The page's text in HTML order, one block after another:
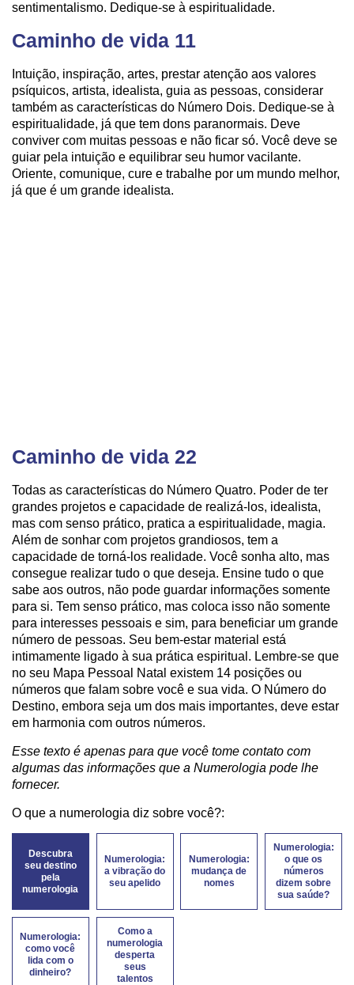
sentimentalismo. Dedique-se à espiritualidade.
Caminho de vida 11
Intuição, inspiração, artes, prestar atenção aos valores
psíquicos, artista, idealista, guia as pessoas, considerar
também as características do Número Dois. Dedique-se à
espiritualidade, já que tem dons paranormais. Deve
conviver com muitas pessoas e não ficar só. Você deve se
guiar pela intuição e equilibrar seu humor vacilante.
Oriente, comunique, cure e trabalhe por um mundo melhor,
já que é um grande idealista.
Caminho de vida 22
Todas as características do Número Quatro. Poder de ter
grandes projetos e capacidade de realizá-los, idealista,
mas com senso prático, pratica a espiritualidade, magia.
Além de sonhar com projetos grandiosos, tem a
capacidade de torná-los realidade. Você sonha alto, mas
consegue realizar tudo o que deseja. Ensine tudo o que
sabe aos outros, não pode guardar informações somente
para si. Tem senso prático, mas coloca isso não somente
para interesses pessoais e sim, para beneficiar um grande
número de pessoas. Seu bem-estar material está
intimamente ligado à sua prática espiritual. Lembre-se que
no seu Mapa Pessoal Natal existem 14 posições ou
números que falam sobre você e sua vida. O Número do
Destino, embora seja um dos mais importantes, deve estar
em harmonia com outros números.
Esse texto é apenas para que você tome contato com
algumas das informações que a Numerologia pode lhe
fornecer.
O que a numerologia diz sobre você?:
Descubra
seu destino
pela
numerologia
Numerologia:
a vibração do
seu apelido
Numerologia:
mudança de
nomes
Numerologia:
o que os
números
dizem sobre
sua saúde?
Numerologia:
como você
lida com o
dinheiro?
Como a
numerologia
desperta
seus
talentos